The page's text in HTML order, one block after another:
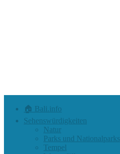
🏠 Bali.info
Sehenswürdigkeiten
Natur
Parks und Nationalparks
Tempel